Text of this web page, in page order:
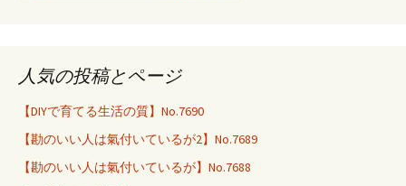
人気の投稿とページ
【DIYで育てる生活の質】No.7690
【勘のいい人は氣付いているが2】No.7689
【勘のいい人は氣付いているが】No.7688